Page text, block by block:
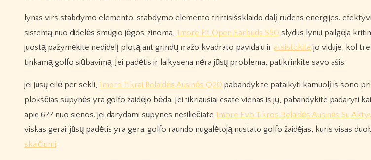
lynas virš stabdymo elemento. stabdymo elemento trintisišsklaido dalį rudens energijos.
sistemą nuo didelės smūgio jėgos. žinoma, 1more Fit Open Earbuds S50 slydus lynui pailgėja
juostą pažymėkite nedidelį plotą ant grindų mažo kvadrato pavidalu ir atsistokite jo viduje, kol
tinkamą golfo siūbavimą. Jei padėtis ir laikysena nėra jūsų problema, patikrinkite savo ašis.
jei jūsų eilė per sekli, 1more Tikrai Belaidės Ausinės Q20 pabandykite pataikyti kamuolį iš šono
plokščias sūpynės yra golfo žaidėjo bėda. Jei tikriausiai esate vienas iš jų, pabandykite padaryti
apie 6?? nuo sienos. jei darydami sūpynes nesiliečiate 1more Evo Tikros Belaidės Ausinės Su
viskas gerai. jūsų padėtis yra gera. golfo raundo nugalėtoją nustato golfo žaidėjas, kuris visas
skaičiumi.